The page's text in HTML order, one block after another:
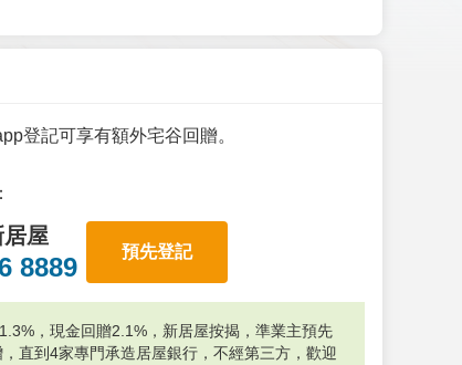
登記可享有額外宅谷回贈。
居屋
8889
預先登記
，現金回贈2.1%，新居屋按揭，準業主預先
直到4家專門承造居屋銀行，不經第三方，歡迎